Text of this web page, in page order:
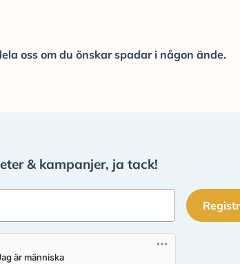
oss om du önskar spadar i någon ände.
& kampanjer, ja tack!